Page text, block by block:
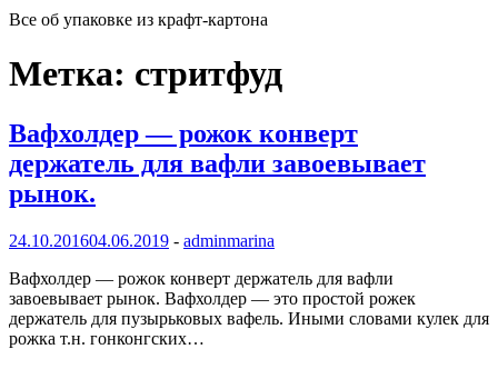
Все об упаковке из крафт-картона
Метка: стритфуд
Вафхолдер — рожок конверт
держатель для вафли завоевывает
рынок.
24.10.201604.06.2019 - adminmarina
Вафхолдер — рожок конверт держатель для вафли
завоевывает рынок. Вафхолдер — это простой рожек
держатель для пузырьковых вафель. Иными словами кулек для
рожка т.н. гонконгских…